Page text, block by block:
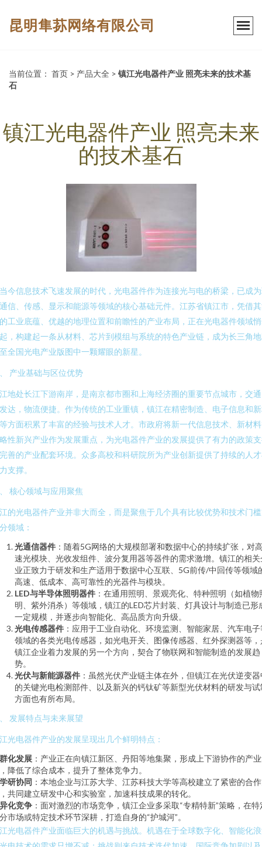
昆明隼荪网络有限公司
当前位置： 首页 > 产品大全 > 镇江光电器件产业 照亮未来的技术基
石
镇江光电器件产业 照亮未来
的技术基石
今信息技术飞速发展的时代，光电器件作为连接光与电的桥梁，已成
信、传感、显示和能源等领域的核心基础元件。江苏省镇江市，凭借
工业底蕴、优越的地理位置和前瞻性的产业布局，正在光电器件领域
，构建起一条从材料、芯片到模组与系统的特色产业链，成为长三角
全国光电产业版图中一颗耀眼的新星。
产业基础与区位优势
地处长江下游南岸，是南京都市圈和上海经济圈的重要节点城市，交
达，物流便捷。作为传统的工业重镇，镇江在精密制造、电子信息和
方面积累了丰富的经验与技术人才。市政府将新一代信息技术、新材
性新兴产业作为发展重点，为光电器件产业的发展提供了有力的政策
善的产业配套环境。众多高校和科研院所为产业创新提供了持续的人
支撑。
核心领域与应用聚焦
的光电器件产业并非大而全，而是聚焦于几个具有比较优势和技术门
领域：
光通信器件 ：随着5G网络的大规模部署和数据中心的持续扩张，对
速光模块、光收发组件、波分复用器等器件的需求激增。镇江的相关
业正致力于研发和生产适用于数据中心互联、5G前传/中回传等领域
高速、低成本、高可靠性的光器件与模块。
LED与半导体照明器件 ：在通用照明、景观亮化、特种照明（如植物
明、紫外消杀）等领域，镇江的LED芯片封装、灯具设计与制造已形
一定规模，并逐步向智能化、高品质方向升级。
光电传感器件 ：应用于工业自动化、环境监测、智能家居、汽车电子
领域的各类光电传感器，如光电开关、图像传感器、红外探测器等，
镇江企业着力发展的另一个方向，契合了物联网和智能制造的发展趋
势。
光伏与新能源器件 ：虽然光伏产业链主体在外，但镇江在光伏逆变
的关键光电检测部件、以及新兴的钙钛矿等新型光伏材料的研发与试
方面也有所布局。
发展特点与未来展望
光电器件产业的发展呈现出几个鲜明特点：
化发展 ：产业正在向镇江新区、丹阳等地集聚，形成上下游协作的产
降低了综合成本，提升了整体竞争力。
研协同 ：本地企业与江苏大学、江苏科技大学等高校建立了紧密的合
共同建立研发中心和实验室，加速科技成果的转化。
化竞争 ：面对激烈的市场竞争，镇江企业多采取“专精特新”策略，在特
市场或特定技术环节深耕，打造自身的“护城河”。
光电器件产业面临巨大的机遇与挑战。机遇在于全球数字化、智能化